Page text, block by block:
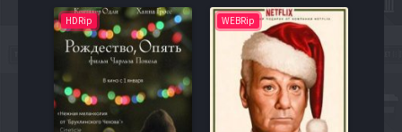
HDRip WEBRip